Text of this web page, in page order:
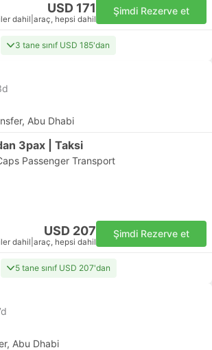
USD 171
dahil araç, hepsi dahil
Şimdi Rezerve et
3 tane sınıf USD 185'dan
Abu Dhabi
3pax | Taksi
Passenger Transport
USD 207
dahil araç, hepsi dahil
Şimdi Rezerve et
5 tane sınıf USD 207'dan
Abu Dhabi